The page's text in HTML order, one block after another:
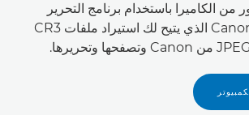
من الكاميرا باستخدام برنامج التحرير
المخصص هذا من Canon الذي يتيح لك استيراد ملفات CR3